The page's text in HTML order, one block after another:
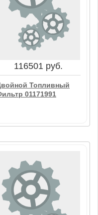
50755 руб.
Двойной Топливный
Фильтр 01181690
116501 руб.
Топливный
01171991
116501 руб.